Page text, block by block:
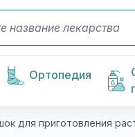
Ортопедия
для приготовления